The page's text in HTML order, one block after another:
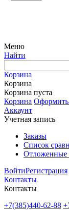
Меню
Найти
Корзина
Корзина
Корзина пуста
Корзина Оформить
Аккаунт
Учетная запись
Заказы
Список
Отложенные
ВойтиРегистрация
Контакты
Контакты
+7(385)440-62-88